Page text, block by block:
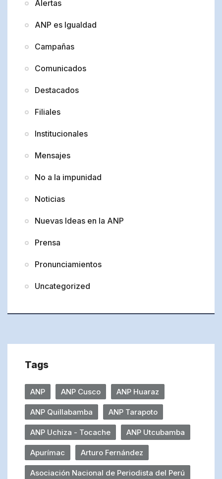
Alertas
ANP es Igualdad
Campañas
Comunicados
Destacados
Filiales
Institucionales
Mensajes
No a la impunidad
Noticias
Nuevas Ideas en la ANP
Prensa
Pronunciamientos
Uncategorized
Tags
ANP ANP Cusco ANP Huaraz
ANP Quillabamba ANP Tarapoto
ANP Uchiza - Tocache ANP Utcubamba
Apurímac Arturo Fernández
Asociación Nacional de Periodista del Perú